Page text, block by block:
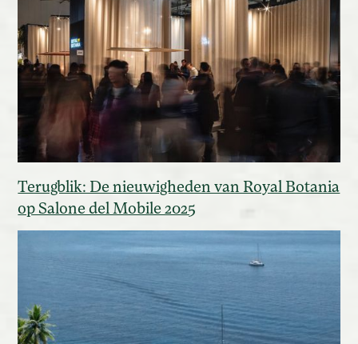
Terugblik: De nieuwigheden van Royal Botania
op Salone del Mobile 2025